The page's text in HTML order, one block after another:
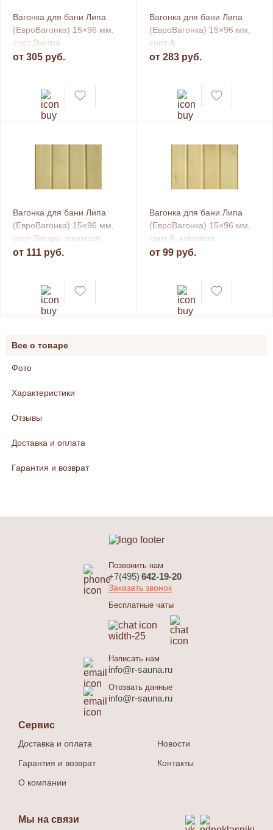
Вагонка для бани Липа
(ЕвроВагонка) 15×96 мм,
сорт Экстра
от 305 руб.
Вагонка для бани Липа
(ЕвроВагонка) 15×96 мм,
сорт А
от 283 руб.
Вагонка для бани Липа
(ЕвроВагонка) 15×96 мм,
сорт Экстра, короткая
от 111 руб.
Вагонка для бани Липа
(ЕвроВагонка) 15×96 мм,
сорт А, короткая
от 99 руб.
Все о товаре
Фото
Характеристики
Отзывы
Доставка и оплата
Гарантия и возврат
Позвонить нам
+7(495) 642-19-20
Заказать звонок
Бесплатные чаты
Написать нам
info@r-sauna.ru
Отозвать данные
info@r-sauna.ru
Сервис
Доставка и оплата
Гарантия и возврат
О компании
Новости
Контакты
Мы на связи